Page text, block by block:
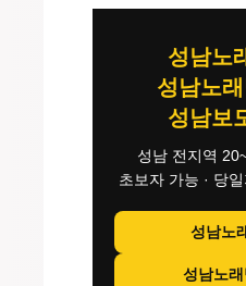
성남노
성남노래
성남보
성남 전지역
초보자 가능 · 당
성남노
성남노래